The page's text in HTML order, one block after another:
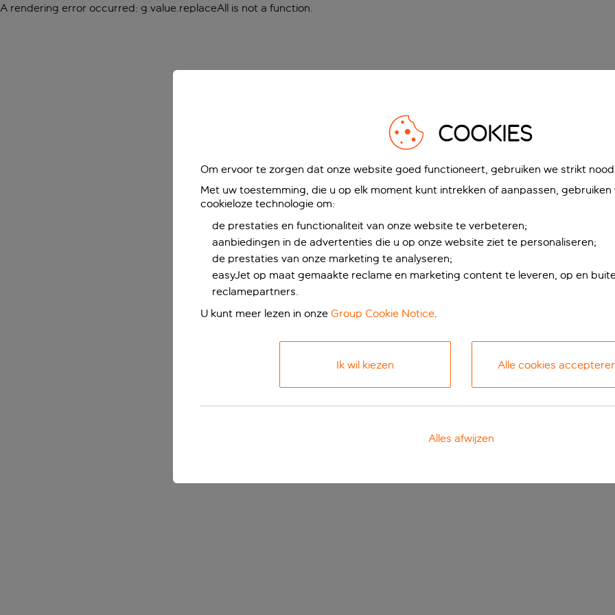
A rendering error occurred: g.value.replaceAll is not a function.
COOKIES
Om ervoor te zorgen dat onze website goed functioneert, gebruiken we strikt
Met uw toestemming, die u op elk moment kunt intrekken of aanpassen, gebruiken
cookieloze technologie om:
de prestaties en functionaliteit van onze website te verbeteren;
aanbiedingen in de advertenties die u op onze website ziet te personaliseren;
de prestaties van onze marketing te analyseren;
easyJet op maat gemaakte reclame en marketing content te leveren, op en
reclamepartners.
U kunt meer lezen in onze Group Cookie Notice.
Ik wil kiezen Alle cookies
Alles afwijzen